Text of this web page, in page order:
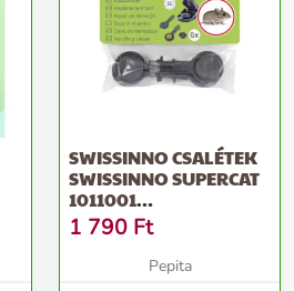
SWISSINNO CSALÉTEK
SWISSINNO SUPERCAT
1011001
EGÉRFOGÓHOZ
20DB/KARTON
1 790 Ft
Pepita